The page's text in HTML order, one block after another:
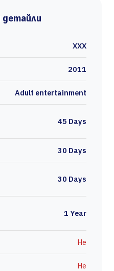
детайли
XXX
2011
Adult entertainment
45 Days
30 Days
30 Days
1 Year
Не
Не